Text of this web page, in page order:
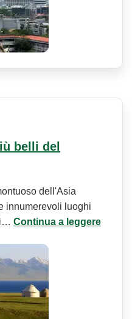
belli del
dell'Asia
innumerevoli luoghi
Continua a leggere